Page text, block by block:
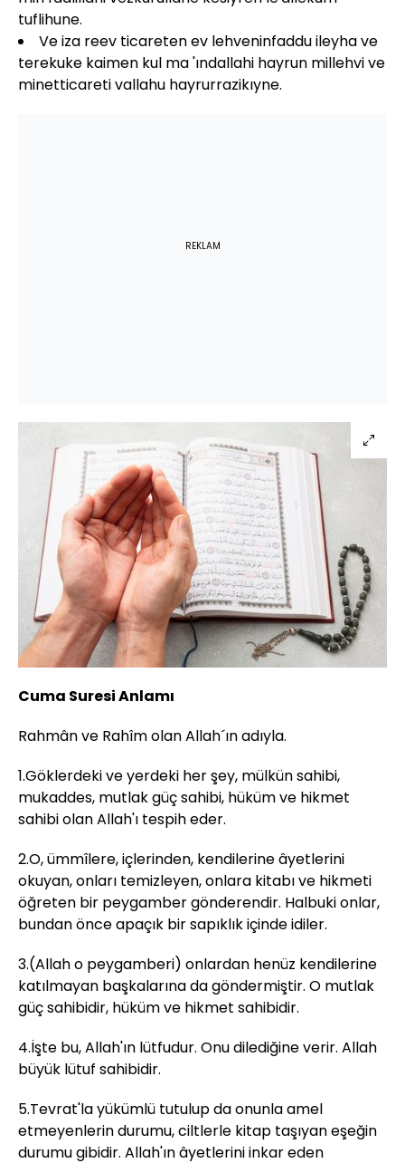
tuflihune.
Ve iza reev ticareten ev lehveninfaddu ileyha ve
terekuke kaimen kul ma 'ındallahi hayrun millehvi ve
minetticareti vallahu hayrurrazikıyne.
REKLAM
Cuma Suresi Anlamı
Rahmân ve Rahîm olan Allah´ın adıyla.
1.Göklerdeki ve yerdeki her şey, mülkün sahibi,
mukaddes, mutlak güç sahibi, hüküm ve hikmet
sahibi olan Allah'ı tespih eder.
2.O, ümmîlere, içlerinden, kendilerine âyetlerini
okuyan, onları temizleyen, onlara kitabı ve hikmeti
öğreten bir peygamber gönderendir. Halbuki onlar,
bundan önce apaçık bir sapıklık içinde idiler.
3.(Allah o peygamberi) onlardan henüz kendilerine
katılmayan başkalarına da göndermiştir. O mutlak
güç sahibidir, hüküm ve hikmet sahibidir.
4.İşte bu, Allah'ın lütfudur. Onu dilediğine verir. Allah
büyük lütuf sahibidir.
5.Tevrat'la yükümlü tutulup da onunla amel
etmeyenlerin durumu, ciltlerle kitap taşıyan eşeğin
durumu gibidir. Allah'ın âyetlerini inkar eden